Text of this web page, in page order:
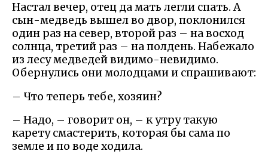
Настал вечер, отец да мать легли спать. А
сын-медведь вышел во двор, поклонился
один раз на север, второй раз – на восход
солнца, третий раз – на полдень. Набежало
из лесу медведей видимо-невидимо.
Обернулись они молодцами и спрашивают:
– Что теперь тебе, хозяин?
– Надо, – говорит он, – к утру такую
карету смастерить, которая бы сама по
земле и по воде ходила.